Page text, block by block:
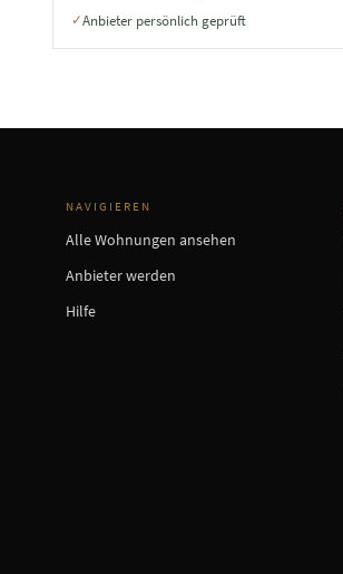
✓Anbieter persönlich geprüft
NAVIGIEREN
Alle Wohnungen ansehen
Anbieter werden
Hilfe